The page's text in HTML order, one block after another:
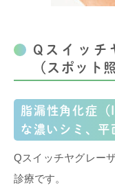
Qスイッチ
（スポット
脂漏性角化症（
な濃いシミ、
Qスイッチヤグレー
診療です。